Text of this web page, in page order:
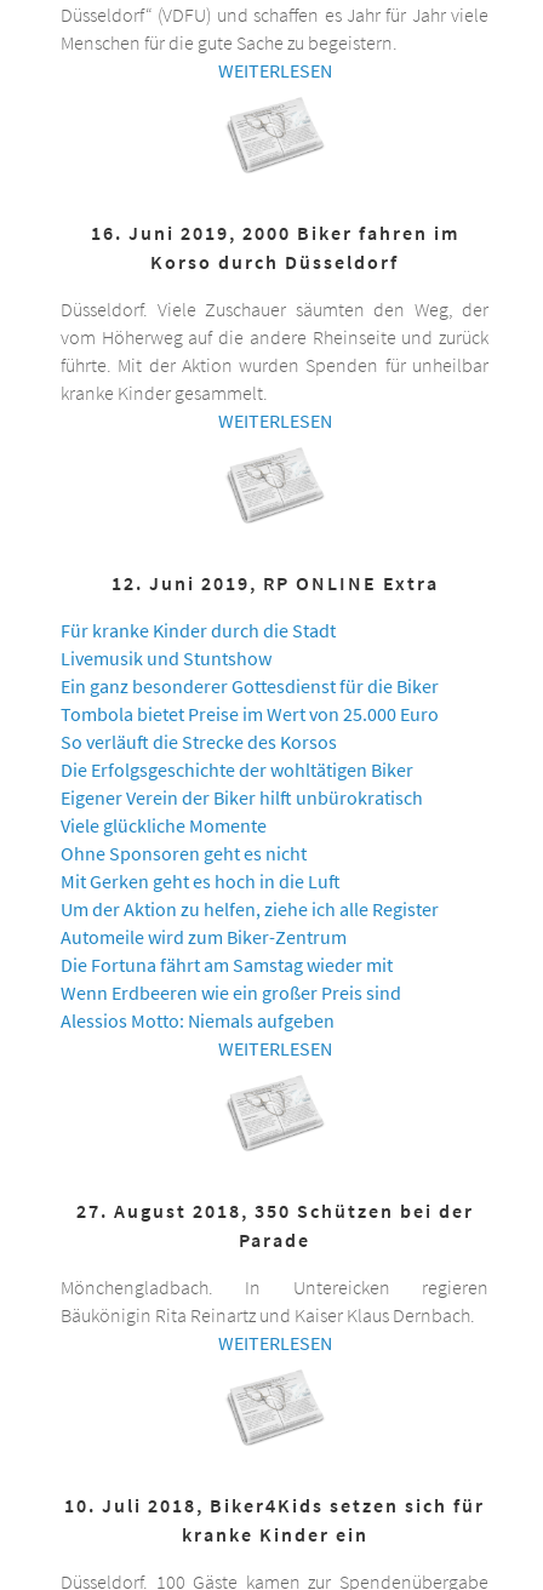
Düsseldorf“ (VDFU) und schaffen es Jahr für Jahr viele
Menschen für die gute Sache zu begeistern.
WEITERLESEN
16. Juni 2019, 2000 Biker fahren im
Korso durch Düsseldorf
Düsseldorf. Viele Zuschauer säumten den Weg, der
vom Höherweg auf die andere Rheinseite und zurück
führte. Mit der Aktion wurden Spenden für unheilbar
kranke Kinder gesammelt.
WEITERLESEN
12. Juni 2019, RP ONLINE Extra
Für kranke Kinder durch die Stadt
Livemusik und Stuntshow
Ein ganz besonderer Gottesdienst für die Biker
Tombola bietet Preise im Wert von 25.000 Euro
So verläuft die Strecke des Korsos
Die Erfolgsgeschichte der wohltätigen Biker
Eigener Verein der Biker hilft unbürokratisch
Viele glückliche Momente
Ohne Sponsoren geht es nicht
Mit Gerken geht es hoch in die Luft
Um der Aktion zu helfen, ziehe ich alle Register
Automeile wird zum Biker-Zentrum
Die Fortuna fährt am Samstag wieder mit
Wenn Erdbeeren wie ein großer Preis sind
Alessios Motto: Niemals aufgeben
WEITERLESEN
27. August 2018, 350 Schützen bei der
Parade
Mönchengladbach. In Untereicken regieren
Bäukönigin Rita Reinartz und Kaiser Klaus Dernbach.
WEITERLESEN
10. Juli 2018, Biker4Kids setzen sich für
kranke Kinder ein
Düsseldorf. 100 Gäste kamen zur Spendenübergabe